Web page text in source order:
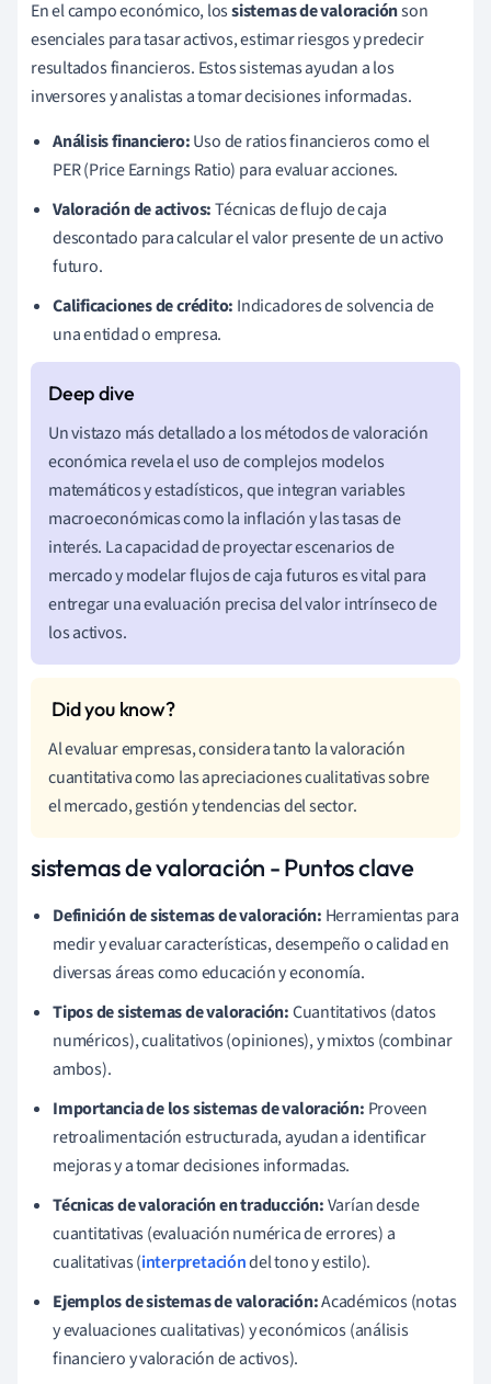
En el campo económico, lossistemas de valoraciónson
esenciales para tasar activos, estimar riesgos y predecir
resultados financieros. Estos sistemas ayudan a los
inversores y analistas a tomar decisiones informadas.
Análisis financiero:Uso de ratios financieros como el
PER (Price Earnings Ratio) para evaluar acciones.
Valoración de activos:Técnicas de flujo de caja
descontado para calcular el valor presente de un activo
futuro.
Calificaciones de crédito: Indicadores de solvencia de
una entidad o empresa.
Un vistazo más detallado a los métodos de valoración
económica revela el uso de complejos modelos
matemáticos y estadísticos, que integran variables
macroeconómicas como la inflación y las tasas de
interés. La capacidad de proyectar escenarios de
mercado y modelar flujos de caja futuros es vital para
entregar una evaluación precisa del valor intrínseco de
los activos.
Al evaluar empresas, considera tanto la valoración
cuantitativa como las apreciaciones cualitativas sobre
el mercado, gestión y tendencias del sector.
sistemas de valoración - Puntos clave
Definición de sistemas de valoración: Herramientas para
medir y evaluar características, desempeño o calidad en
diversas áreas como educación y economía.
Tipos de sistemas de valoración:Cuantitativos (datos
numéricos), cualitativos (opiniones), y mixtos (combinar
ambos).
Importancia de los sistemas de valoración: Proveen
retroalimentación estructurada, ayudan a identificar
mejoras y a tomar decisiones informadas.
Técnicas de valoración en traducción:Varían desde
cuantitativas (evaluación numérica de errores) a
cualitativas (interpretacióndel tono y estilo).
Ejemplos de sistemas de valoración:Académicos (notas
y evaluaciones cualitativas) y económicos (análisis
financiero y valoración de activos).